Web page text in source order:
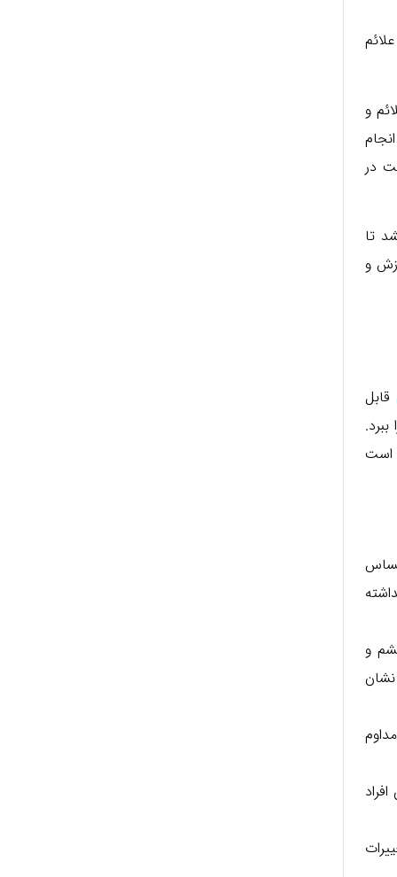
و
در
تا
و
قابل
است
و